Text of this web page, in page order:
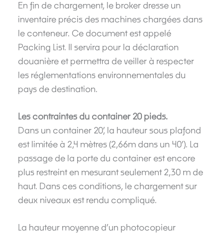
En fin de chargement, le broker dresse un
inventaire précis des machines chargées dans
le conteneur. Ce document est appelé
Packing List. Il servira pour la déclaration
douanière et permettra de veiller à respecter
les réglementations environnementales du
pays de destination.
Les contraintes du container 20 pieds.
Dans un container 20’, la hauteur sous plafond
est limitée à 2,4 mètres (2,66m dans un 40’). La
passage de la porte du container est encore
plus restreint en mesurant seulement 2,30 m de
haut. Dans ces conditions, le chargement sur
deux niveaux est rendu compliqué.
La hauteur moyenne d’un photocopieur